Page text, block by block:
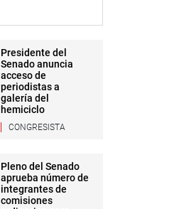
Presidente del
Senado anuncia
acceso de
periodistas a
galería del
hemiciclo
CONGRESISTA
Pleno del Senado
aprueba número de
integrantes de
comisiones